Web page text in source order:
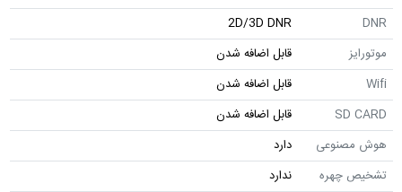
2D/3D DNR
قابل اضافه شدن
قابل اضافه شدن
قابل اضافه شدن
دارد
چهره
ندارد